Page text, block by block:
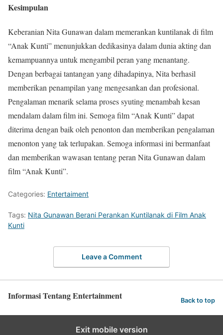
Kesimpulan
Keberanian Nita Gunawan dalam memerankan kuntilanak di film
“Anak Kunti” menunjukkan dedikasinya dalam dunia akting dan
kemampuannya untuk mengambil peran yang menantang.
Dengan berbagai tantangan yang dihadapinya, Nita berhasil
memberikan penampilan yang mengesankan dan profesional.
Pengalaman menarik selama proses syuting menambah kesan
mendalam dalam film ini. Semoga film “Anak Kunti” dapat
diterima dengan baik oleh penonton dan memberikan pengalaman
menonton yang tak terlupakan. Semoga informasi ini bermanfaat
dan memberikan wawasan tentang peran Nita Gunawan dalam
film “Anak Kunti”.
Categories: Entertaiment
Tags: Nita Gunawan Berani Perankan Kuntilanak di Film Anak
Kunti
Leave a Comment
Informasi Tentang Entertainment Back to top
Exit mobile version